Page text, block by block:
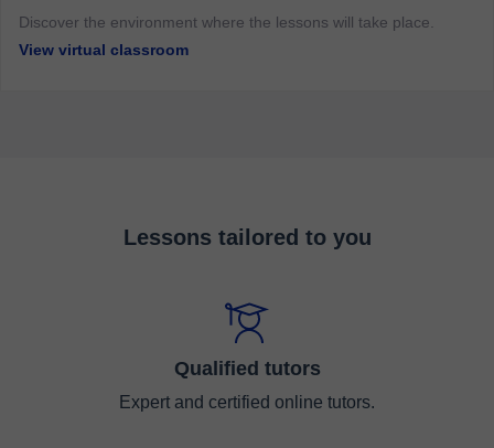
Discover the environment where the lessons will take place.
View virtual classroom
Lessons tailored to you
Qualified tutors
Expert and certified online tutors.